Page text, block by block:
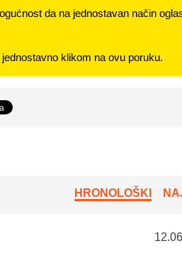
da na jednostavan način
klikom na ovu poruku.
HRONOLOŠKI